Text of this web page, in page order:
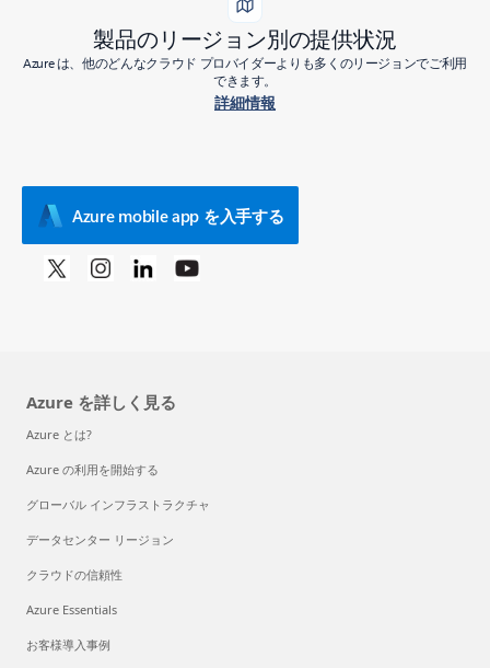
製品のリージョン別の提供状況
Azure は、他のどんなクラウド プロバイダーよりも多くのリージョンでご利用
できます。
詳細情報
Azure mobile app を入手する
Azure を詳しく見る
Azure とは?
Azure の利用を開始する
グローバル インフラストラクチャ
データセンター リージョン
クラウドの信頼性
Azure Essentials
お客様導入事例